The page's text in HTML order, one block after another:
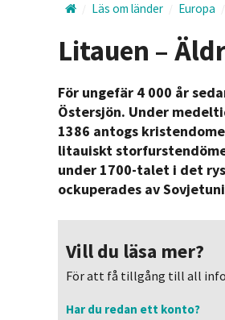
Läs om länder Europa
Litauen –
För ungefär 4 000 år
Östersjön. Under
1386 antogs
litauiskt
under 1700-talet i det
ockuperades av
Vill du läsa mer?
För att få tillgång till all
Har du redan ett konto?